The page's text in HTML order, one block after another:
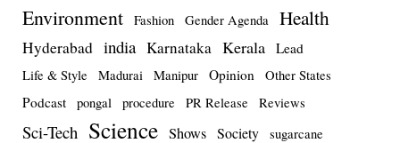
Environment Fashion Gender Agenda Health
Hyderabad india Karnataka Kerala Lead
Life & Style Madurai Manipur Opinion Other States
Podcast pongal procedure PR Release Reviews
Sci-Tech Science Shows Society sugarcane